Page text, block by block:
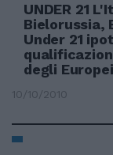
UNDER 21
Bielorussia,
Under 21
degli
10/10/2010